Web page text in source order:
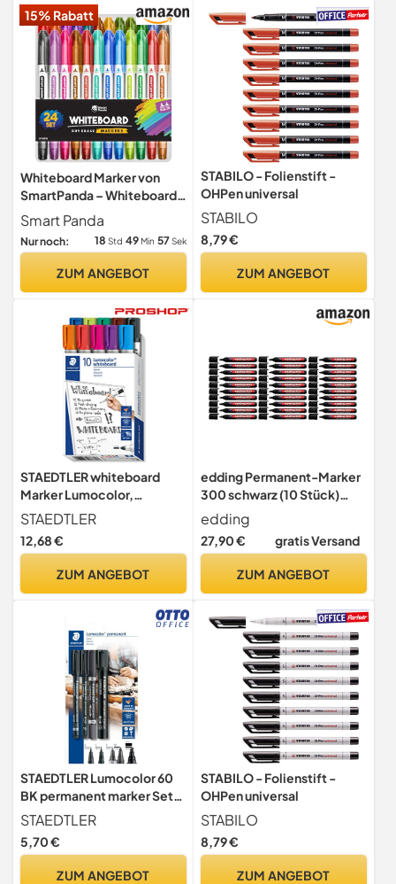
15% Rabatt
Whiteboard Marker von
SmartPanda – Whiteboard
Stifte, Folienstift
Abwischbar -
Doppelspitze, Medium und
Fein – Abwischbare Stifte,
non Permanent Marker,
Smart Panda
Nur noch: 18 Std 49Min 56Sek
ZUM ANGEBOT
STABILO - Folienstift -
OHPen universal
STABILO
8,79 €
ZUM ANGEBOT
STAEDTLER whiteboard
Marker Lumocolor,
Linienbreite ca. 2,00 mm,
schnelltrocknend,
geruchsarm, lange
Spitze, 10 whiteboard
STAEDTLER
12,68 €
ZUM ANGEBOT
edding Permanent-Marker
300 schwarz (10 Stück)
(30er Pack)
edding
27,90 € gratis Versand
ZUM ANGEBOT
STAEDTLER Lumocolor 60
BK permanent marker Set
mit unterschiedlichen
Spitzen, 4 Stück auf
Blisterkarte, Weiß, 1 Stück
STAEDTLER
5,70 €
ZUM ANGEBOT
STABILO - Folienstift -
OHPen universal
STABILO
8,79 €
ZUM ANGEBOT